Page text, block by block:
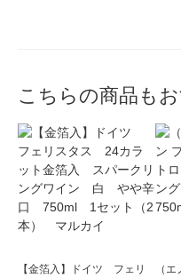
こちらの商品も
【金箔入】ドイツ フェリ
（